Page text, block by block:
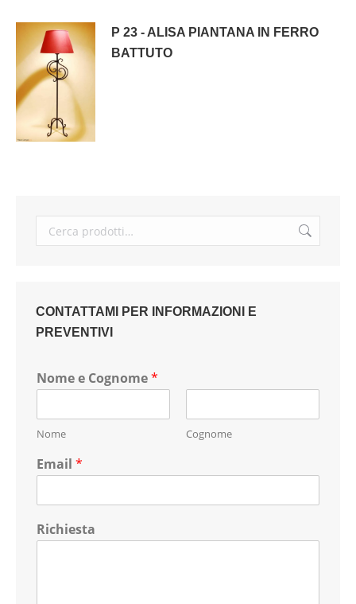
P 23 - ALISA PIANTANA IN FERRO
BATTUTO
CONTATTAMI PER INFORMAZIONI E
PREVENTIVI
Nome e Cognome*
Nome Cognome
Email *
Richiesta